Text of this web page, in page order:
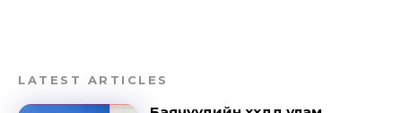
LATEST ARTICLES